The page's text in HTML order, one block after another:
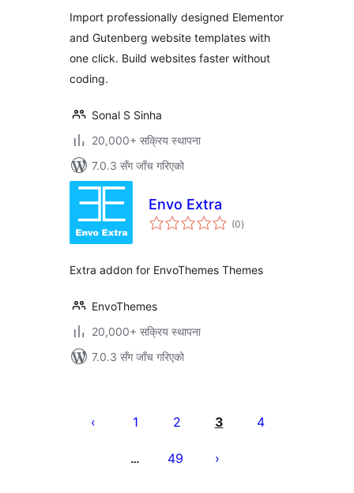
Gutenberg
Import professionally designed Elementor
and Gutenberg website templates with
one click. Build websites faster without
coding.
Sonal S Sinha
20,000+ सक्रिय स्थापना
7.0.3 सँग जाँच गरिएको
Envo Extra
(0कुल
रेटिङ्गहरू
)
Extra addon for EnvoThemes Themes
EnvoThemes
20,000+ सक्रिय स्थापना
7.0.3 सँग जाँच गरिएको
पृष्ठाङ्कन1 2 3 4
… 49